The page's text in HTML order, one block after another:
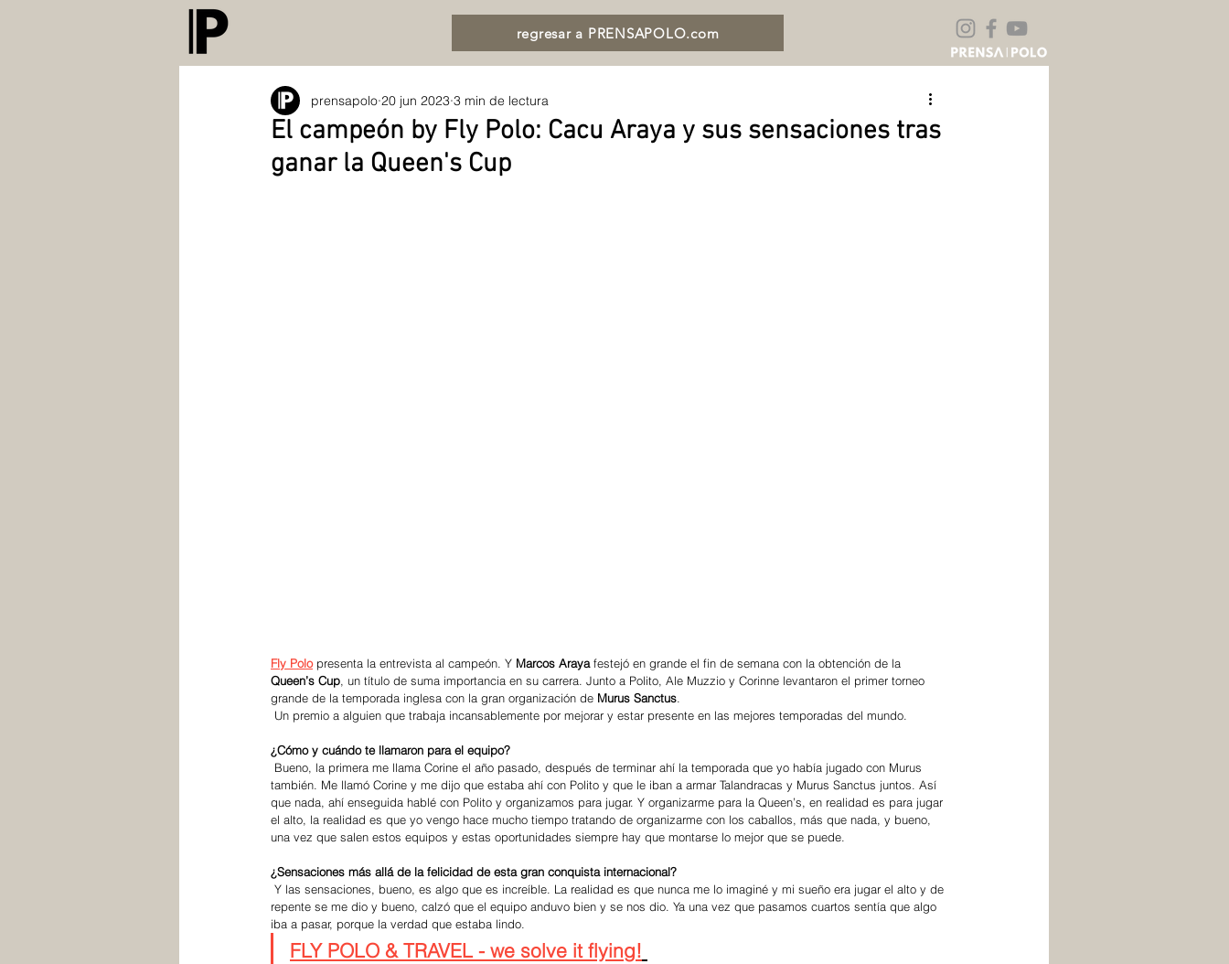
regresar a PRENSAPOLO.com
El campeón by Fly Polo: Cacu Araya y sus sensaciones tras
ganar la Queen's Cup
prensapolo 20 jun 2023 3 min de lectura
Fly Polo presenta la entrevista al campeón. Y Marcos Araya festejó en grande el fin de semana con la obtención de la
Queen’s Cup, un título de suma importancia en su carrera. Junto a Polito, Ale Muzzio y Corinne levantaron el primer torneo
grande de la temporada inglesa con la gran organización de Murus Sanctus.
Un premio a alguien que trabaja incansablemente por mejorar y estar presente en las mejores temporadas del mundo.
¿Cómo y cuándo te llamaron para el equipo?
también. Me llamó Corine y me dijo que estaba ahí con Polito y que le iban a armar Talandracas y Murus Sanctus juntos. Así
que nada, ahí enseguida hablé con Polito y organizamos para jugar. Y organizarme para la Queen’s, en realidad es para jugar
el alto, la realidad es que yo vengo hace mucho tiempo tratando de organizarme con los caballos, más que nada, y bueno,
una vez que salen estos equipos y estas oportunidades siempre hay que montarse lo mejor que se puede.
¿Sensaciones más allá de la felicidad de esta gran conquista internacional?
repente se me dio y bueno, calzó que el equipo anduvo bien y se nos dio. Ya una vez que pasamos cuartos sentía que algo
iba a pasar, porque la verdad que estaba lindo.
FLY POLO & TRAVEL - we solve it flying!